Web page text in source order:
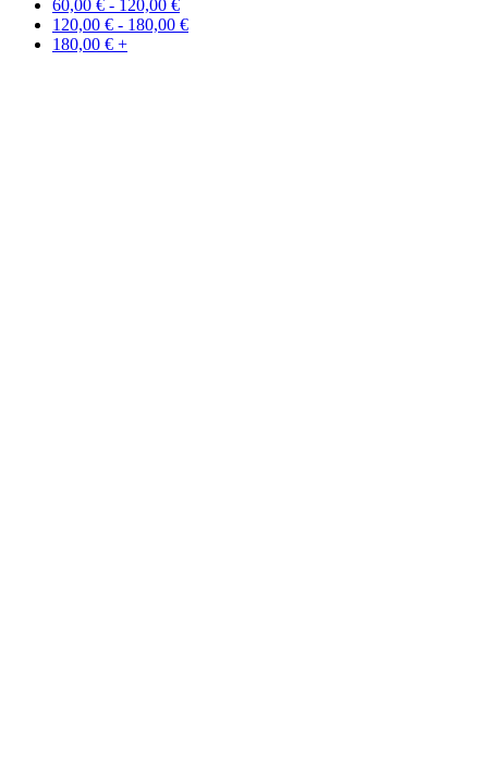
60,00 € - 120,00 €
120,00 € - 180,00 €
180,00 € +